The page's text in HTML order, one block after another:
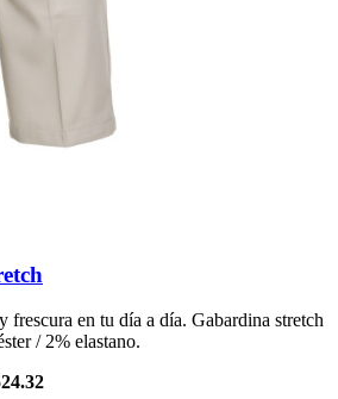
frescura en tu día a día. Gabardina stretch
/ 2% elastano.